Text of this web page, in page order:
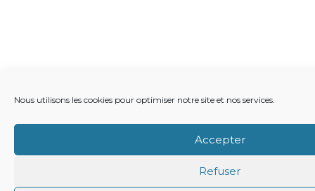
Nous utilisons les cookies pour optimiser notre site et nos services.
Accepter
Refuser